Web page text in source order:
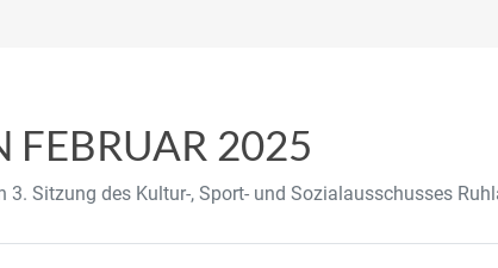
2025
Sitzung des Kultur-, Sport- und Sozialausschusses